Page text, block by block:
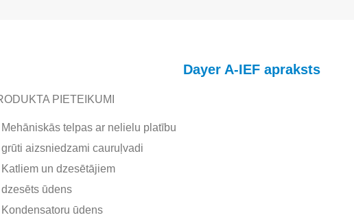
Dayer A-IEF apraksts
PIETEIKUMI
Mehāniskās telpas ar nelielu platību
grūti aizsniedzami cauruļvadi
Katliem un dzesētājiem
dzesēts ūdens
Kondensatoru ūdens